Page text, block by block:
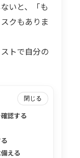
いと、「も
クもありま
トで自分の
閉じる
認する
える